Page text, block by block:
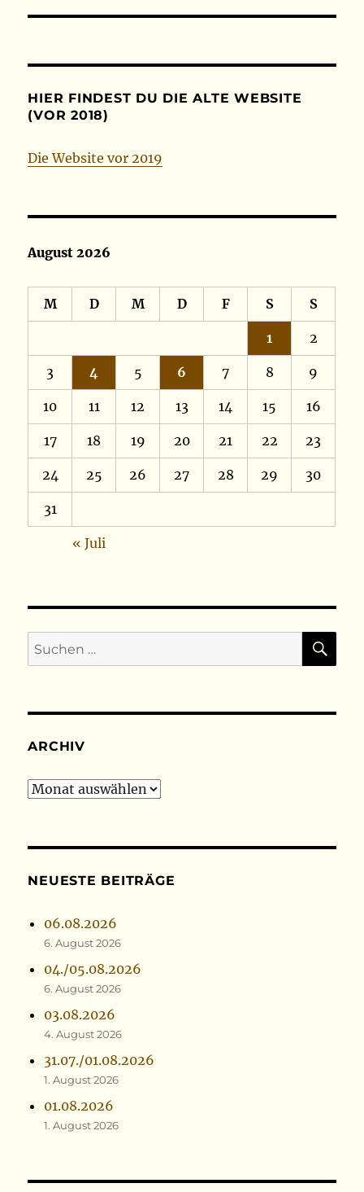
HIER FINDEST DU DIE ALTE WEBSITE
(VOR 2018)
Die Website vor 2019
August 2026
M D M D F S S
1 2
3 4 5 6 7 8 9
10 11 12 13 14 15 16
17 18 19 20 21 22 23
24 25 26 27 28 29 30
31
« Juli
Suchen
nach:
ARCHIV
Archiv
NEUESTE BEITRÄGE
06.08.2026
6. August 2026
04./05.08.2026
6. August 2026
03.08.2026
4. August 2026
31.07./01.08.2026
1. August 2026
01.08.2026
1. August 2026